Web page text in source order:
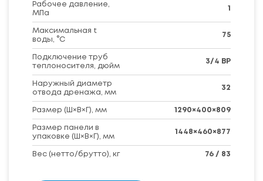
Рабочее давление,
МПа
1
Максимальная t
воды, °C
75
Подключение труб
теплоносителя, дюйм
3/4 BP
Наружный диаметр
отвода дренажа, мм
32
Размер (Ш×В×Г), мм 1290×400×809
Размер панели в
упаковке (Ш×В×Г), мм
1448×460×877
Вес (нетто/брутто), кг 76 / 83